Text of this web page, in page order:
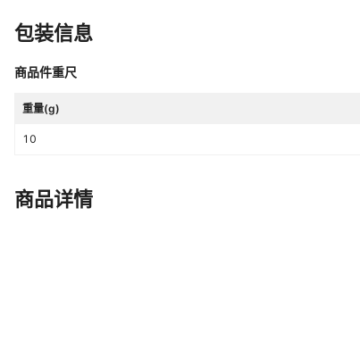
包装信息
商品件重尺
重量(g)
10
商品详情